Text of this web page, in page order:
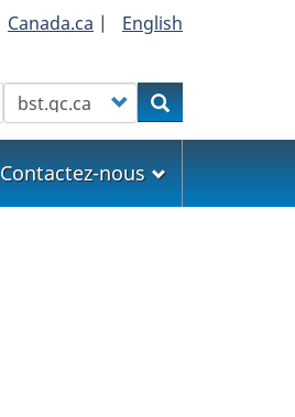
Canada.ca | English
Customize your searchRechercher
Contactez-nous